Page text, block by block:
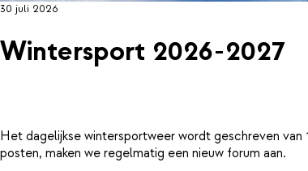
30 juli 2026
Wintersport 2026-2027
Het dagelijkse wintersportweer wordt geschreven
posten, maken we regelmatig een nieuw forum aan.